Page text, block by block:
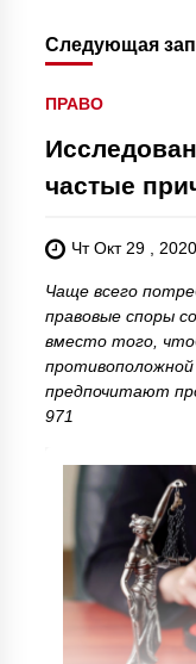
Следующая
ПРАВО
частые
Чт Окт 29 , 2020
Чаще всего
правовые споры
вместо того,
предпочитают
971